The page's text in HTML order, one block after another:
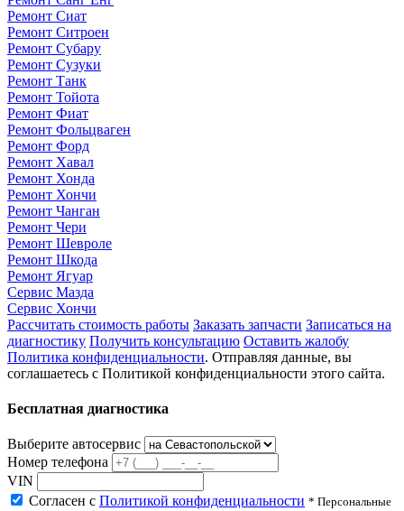
Ремонт Сиат
Ремонт Ситроен
Ремонт Субару
Ремонт Сузуки
Ремонт Танк
Ремонт Тойота
Ремонт Фиат
Ремонт Фольцваген
Ремонт Форд
Ремонт Хавал
Ремонт Хонда
Ремонт Хончи
Ремонт Чанган
Ремонт Чери
Ремонт Шевроле
Ремонт Шкода
Ремонт Ягуар
Сервис Мазда
Сервис Хончи
Рассчитать стоимость работы Заказать запчасти Записаться на
диагностику Получить консультацию Оставить жалобу
Политика конфиденциальности. Отправляя данные, вы
соглашаетесь с Политикой конфиденциальности этого сайта.
Бесплатная диагностика
Выберите автосервис
Номер телефона
VIN
Согласен с Политикой конфиденциальности * Персональные